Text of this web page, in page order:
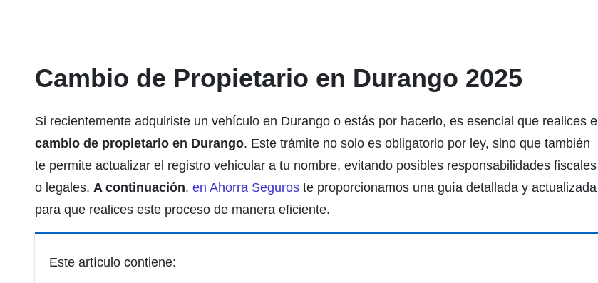
Cambio de Propietario en Durango 2025
Si recientemente adquiriste un vehículo en Durango o estás por hacerlo, es esencial que realices el
cambio de propietario en Durango. Este trámite no solo es obligatorio por ley, sino que también
te permite actualizar el registro vehicular a tu nombre, evitando posibles responsabilidades fiscales
o legales. A continuación, en Ahorra Seguros te proporcionamos una guía detallada y actualizada
para que realices este proceso de manera eficiente.
Este artículo contiene: